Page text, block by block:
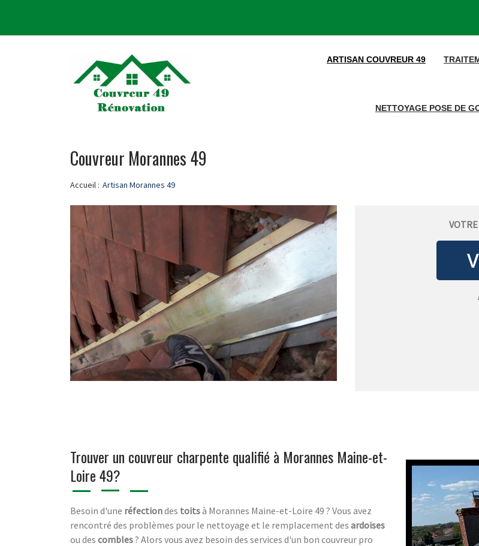
ARTISAN COUVREUR 49
NETTOYAGE POSE DE
Couvreur Morannes 49
Accueil : Artisan Morannes 49
Trouver un couvreur charpente qualifié à Morannes Maine-et-
Loire 49?
Besoin d'une réfectiondes toitsà Morannes Maine-et-Loire 49 ? Vous avez
rencontré des problèmes pour le nettoyage et le remplacement des ardoises
ou des combles? Alors vous avez besoin des services d'un bon couvreur pro